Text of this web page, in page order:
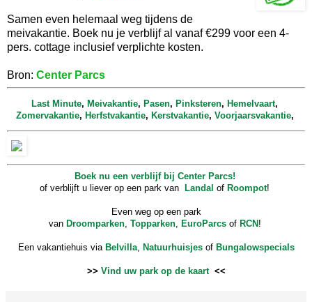
Samen even helemaal weg tijdens de
meivakantie. Boek nu je verblijf al vanaf €299 voor een 4-
pers. cottage inclusief verplichte kosten.
Bron: Center Parcs
Last Minute, Meivakantie, Pasen, Pinksteren, Hemelvaart,
Zomervakantie, Herfstvakantie, Kerstvakantie, Voorjaarsvakantie,
Boek nu een verblijf bij Center Parcs!
of verblijft u liever op een park van Landal of Roompot!
Even weg op een park
van Droomparken, Topparken, EuroParcsof RCN!
Een vakantiehuis via Belvilla, Natuurhuisjesof Bungalowspecials
>> Vind uw park op de kaart<<